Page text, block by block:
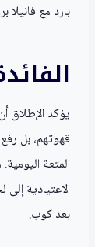
بارد مع فانيلا
يؤكد الإطلاق
قهوتهم، بل
المتعة
الاعتيادية
بعد كوب.